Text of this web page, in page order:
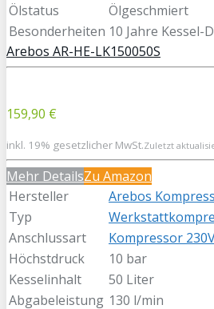
Ölstatus
Ölgeschmiert
Besonderheiten 10 Jahre
Arebos AR-HE-LK150050S
159,90 €
inkl. 19% gesetzlicher MwSt.Zuletzt
Mehr DetailsZu Amazon
Hersteller
Arebos
Typ
Anschlussart
Kompressor
Höchstdruck
10 bar
Kesselinhalt
50 Liter
Abgabeleistung 130 l/min